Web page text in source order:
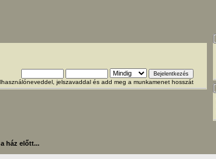
jelszavaddal és add meg a munkamenet hosszát
ház előtt...